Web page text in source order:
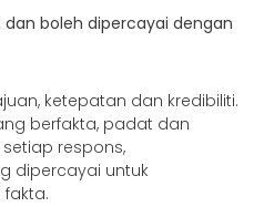
boleh dipercayai dengan
ketepatan dan kredibiliti.
berfakta, padat dan
respons,
dipercayai untuk